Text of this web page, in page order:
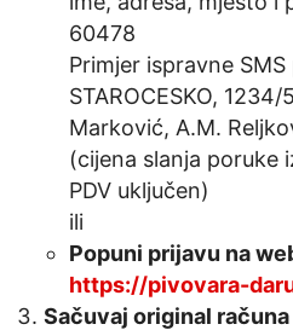
60478
Primjer ispravne SMS
STAROCESKO,
Marković, A.M.
(cijena slanja poruke
PDV uključen)
ili
Popuni prijavu na
https://pivovara-
Sačuvaj original računa